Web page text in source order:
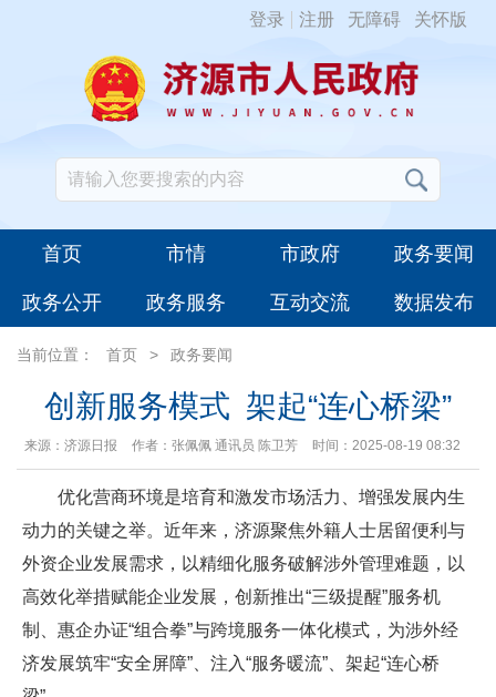
登录 注册 无障碍 关怀版
首页 市情 市政府 政务要闻
政务公开 政务服务 互动交流 数据发布
当前位置： 首页 > 政务要闻
​创新服务模式 架起“连心桥梁”
来源：济源日报 作者：张佩佩 通讯员 陈卫芳 时间：2025-08-19 08:32
优化营商环境是培育和激发市场活力、增强发展内生
动力的关键之举。近年来，济源聚焦外籍人士居留便利与
外资企业发展需求，以精细化服务破解涉外管理难题，以
高效化举措赋能企业发展，创新推出“三级提醒”服务机
制、惠企办证“组合拳”与跨境服务一体化模式，为涉外经
济发展筑牢“安全屏障”、注入“服务暖流”、架起“连心桥